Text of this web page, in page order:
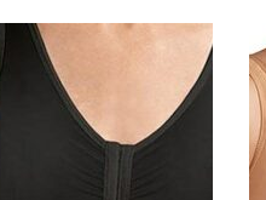
popularité